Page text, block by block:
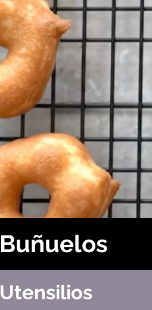
Buñuelos
Utensilios